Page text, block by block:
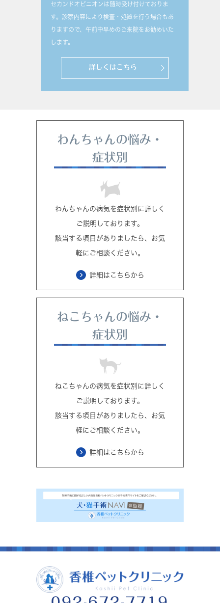
セカンドオピニオンは随時受け付けておりま
す。診察内容により検査・処置を行う場合もあ
りますので、午前中早めのご来院をお勧めいた
します。
詳しくはこちら
わんちゃんの悩み・
症状別
わんちゃんの病気を症状別に詳しく
ご説明しております。
該当する項目がありましたら、お気
軽にご相談ください。
詳細はこちらから
ねこちゃんの悩み・
症状別
ねこちゃんの病気を症状別に詳しく
ご説明しております。
該当する項目がありましたら、お気
軽にご相談ください。
詳細はこちらから